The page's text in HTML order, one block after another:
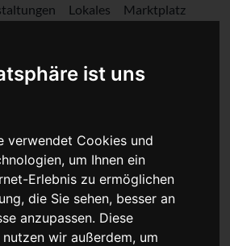
ist uns
verwendet Cookies und
um Ihnen ein
Erlebnis zu ermöglichen
die Sie sehen, besser an
anzupassen. Diese
wir außerdem, um
Lokales
Marktplatz
schreibt
Jüngste Frau
Hall of